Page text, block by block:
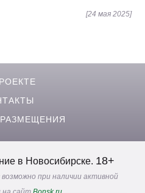
[24 мая 2025]
в Новосибирске. 18+
при наличии активной